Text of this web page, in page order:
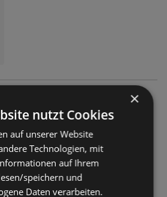
Müller: App Highlights der Wo
che
Prospekt nicht mehr gültig
Abgelaufen am: 21.06.2026
Entfernt: 0,36 km
×
nutzt Cookies
auf unserer Website
Technologien, mit
auf Ihrem
speichern und
Daten verarbeiten.